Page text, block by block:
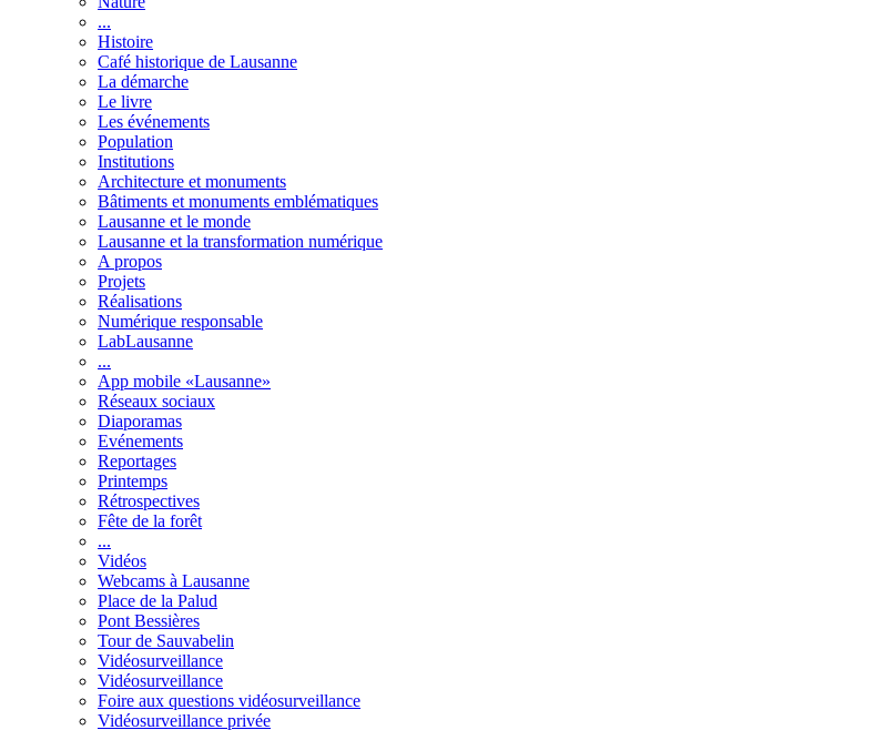
...
Histoire
Café historique de Lausanne
La démarche
Le livre
Les événements
Population
Institutions
Architecture et monuments
Bâtiments et monuments emblématiques
Lausanne et le monde
Lausanne et la transformation numérique
A propos
Projets
Réalisations
Numérique responsable
LabLausanne
...
App mobile «Lausanne»
Réseaux sociaux
Diaporamas
Evénements
Reportages
Printemps
Rétrospectives
Fête de la forêt
...
Vidéos
Webcams à Lausanne
Place de la Palud
Pont Bessières
Tour de Sauvabelin
Vidéosurveillance
Vidéosurveillance
Foire aux questions vidéosurveillance
Vidéosurveillance privée